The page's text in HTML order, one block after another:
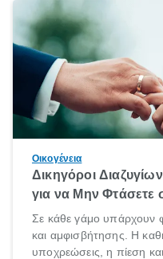
Οικογένεια
Δικηγόροι
για να Μην Φτάσετε
Σε κάθε γάμο υπάρχουν
και αμφισβήτησης. Η
υποχρεώσεις, η πίεση